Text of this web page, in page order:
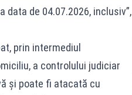
data de 04.07.2026, inclusiv”,
prin intermediul
a controlului judiciar
și poate fi atacată cu